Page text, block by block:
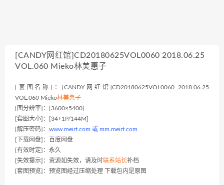
[CANDY网红馆]CD20180625VOL0060 2018.06.25
VOL.060 Mieko林美惠子
[套图名称]：[CANDY网红馆]CD20180625VOL0060 2018.06.25
VOL.060 Mieko林美惠子
[图分辨率]：[3600×5400]
[套图大小]：[34+1P/144M]
[解压密码]： www.meirt.com 或 mm.meirt.com
[下载网盘]：百度网盘
[有效时定]：永久
[失效提示]：资源如失效，请及时联系站长补档
[套图预览]：预览图经过压缩处理 下载包内是原图